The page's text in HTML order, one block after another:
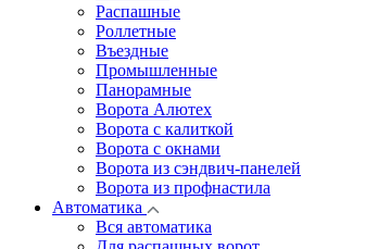
Распашные
Роллетные
Въездные
Промышленные
Панорамные
Ворота Алютех
Ворота с калиткой
Ворота c окнами
Ворота из сэндвич-панелей
Ворота из профнастила
Автоматика
Вся автоматика